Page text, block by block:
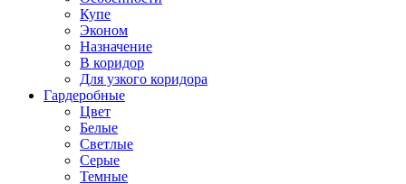
Купе
Эконом
Назначение
В коридор
Для узкого коридора
Гардеробные
Цвет
Белые
Светлые
Серые
Темные